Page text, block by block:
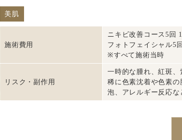
美肌
施術費用
ニキビ改善コース5回
フォトフェイシャル5
※すべて施術当時
リスク・副作用
一時的な腫れ、紅斑、
稀に色素沈着や色素
泡、アレルギー反応な